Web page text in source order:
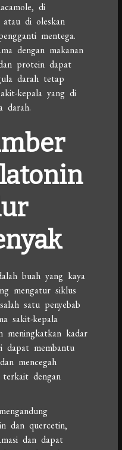
di
atau di oleskan
mentega.
dengan makanan
protein dapat
darah tetap
kepala yang di
darah.
buah yang kaya
mengatur siklus
satu penyebab
sakit-kepala
meningkatkan kadar
dapat membantu
mencegah
terkait dengan
dan quercetin,
dan dapat